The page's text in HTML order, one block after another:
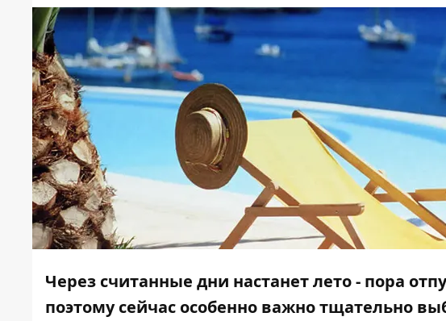
Через считанные дни настанет лето - пора
поэтому сейчас особенно важно тщательно